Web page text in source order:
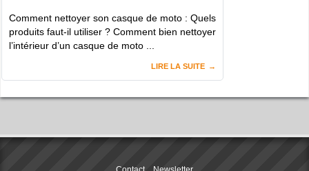
Comment nettoyer son casque de moto : Quels
produits faut-il utiliser ? Comment bien nettoyer
l’intérieur d’un casque de moto ...
LIRE LA SUITE